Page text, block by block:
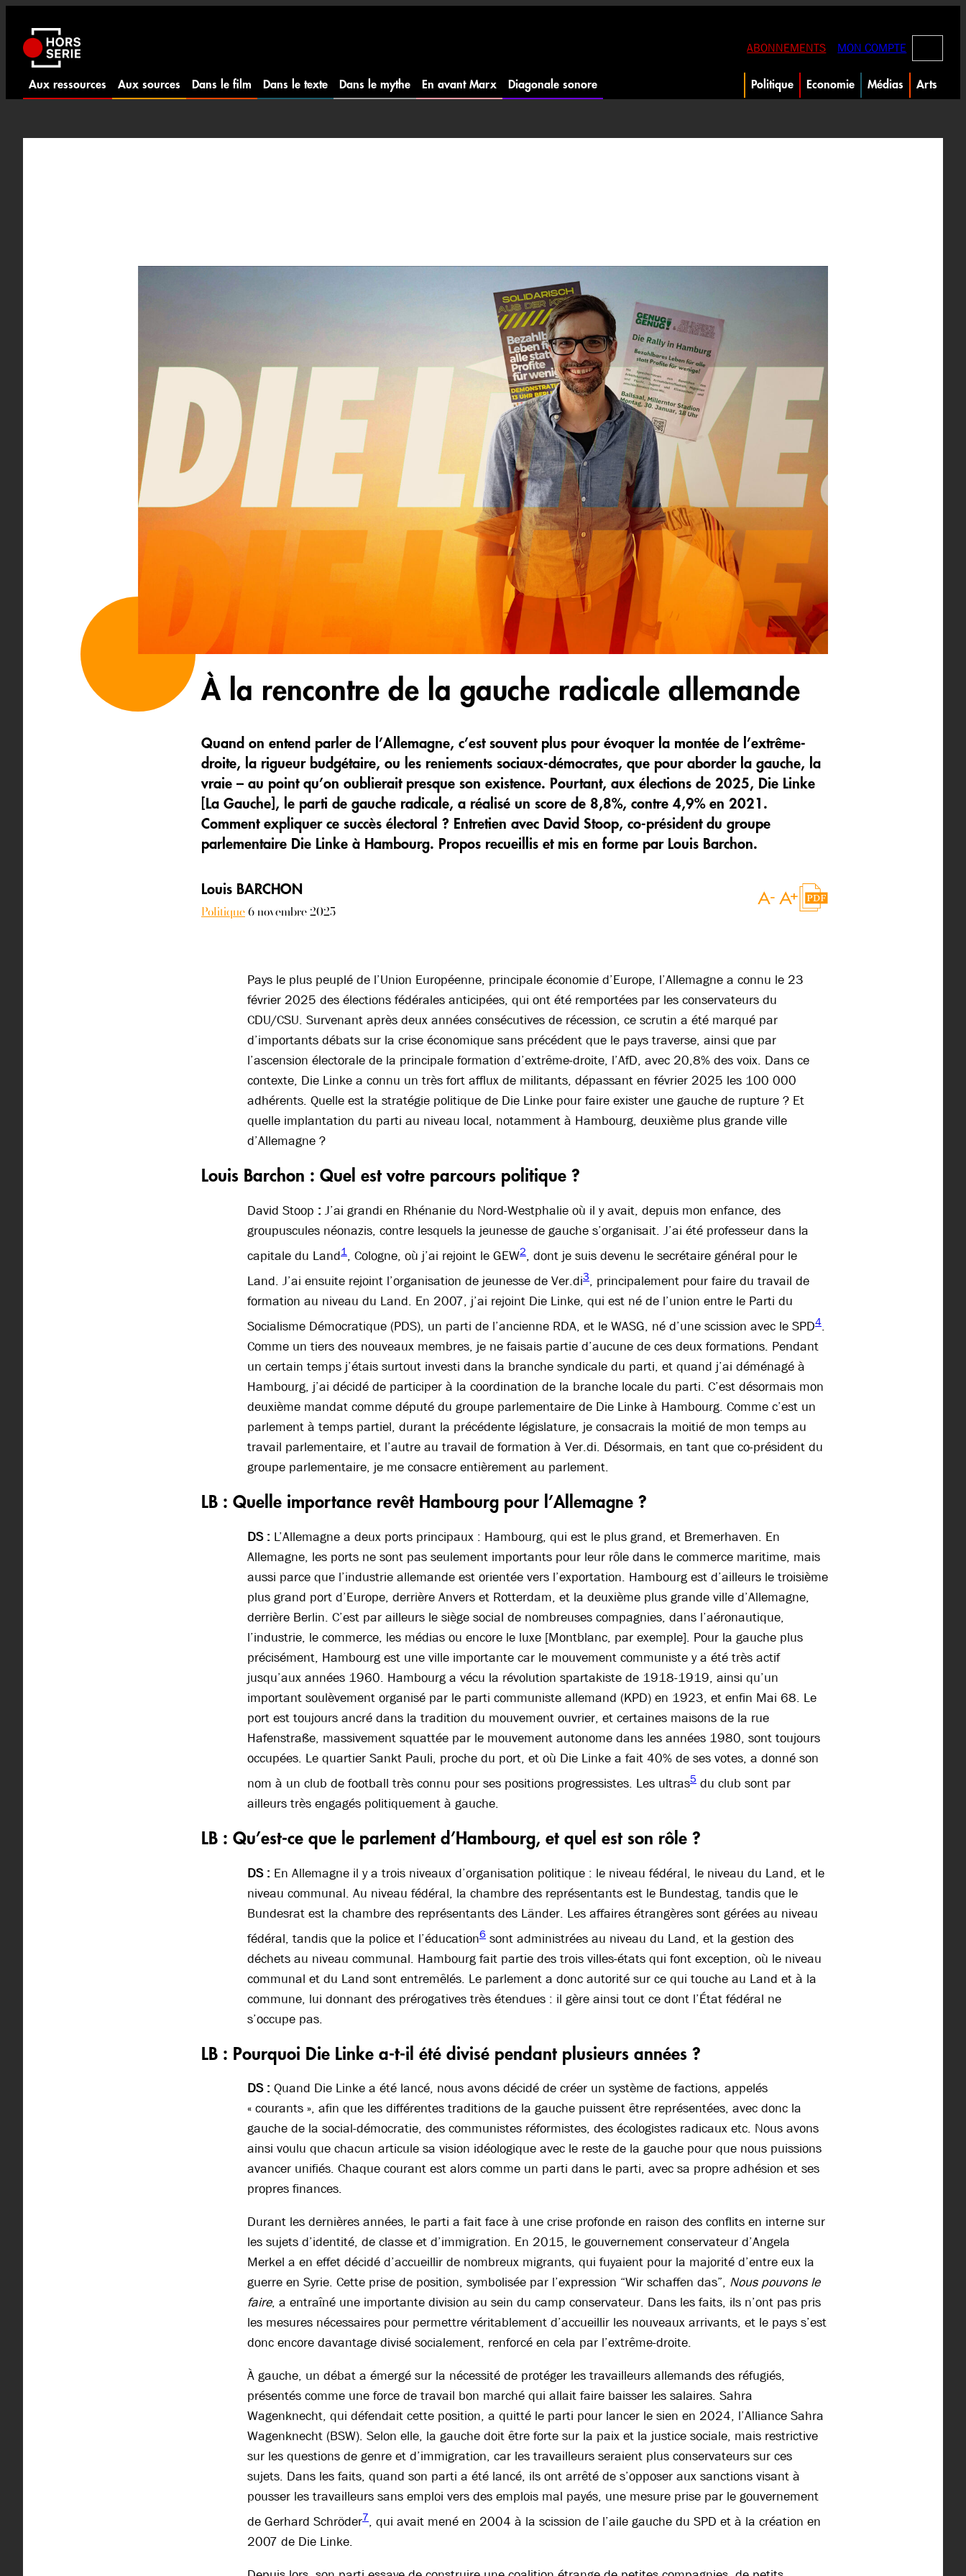
contenu
ABONNEMENTS MON COMPTE
Aux ressources Aux sources Dans le film Dans le texte Dans le mythe En avant Marx Diagonale sonore Politique Economie Médias Arts
À la rencontre de la gauche radicale allemande
Quand on entend parler de l’Allemagne, c’est souvent plus pour évoquer la montée de l’extrême-
droite, la rigueur budgétaire, ou les reniements sociaux-démocrates, que pour aborder la gauche, la
vraie – au point qu’on oublierait presque son existence. Pourtant, aux élections de 2025, Die Linke
[La Gauche], le parti de gauche radicale, a réalisé un score de 8,8%, contre 4,9% en 2021.
Comment expliquer ce succès électoral ? Entretien avec David Stoop, co-président du groupe
parlementaire Die Linke à Hambourg. Propos recueillis et mis en forme par Louis Barchon.
Louis BARCHON
Politique 6 novembre 2025
Pays le plus peuplé de l’Union Européenne, principale économie d’Europe, l’Allemagne a connu le 23
février 2025 des élections fédérales anticipées, qui ont été remportées par les conservateurs du
CDU/CSU. Survenant après deux années consécutives de récession, ce scrutin a été marqué par
d’importants débats sur la crise économique sans précédent que le pays traverse, ainsi que par
l’ascension électorale de la principale formation d’extrême-droite, l’AfD, avec 20,8% des voix. Dans ce
contexte, Die Linke a connu un très fort afflux de militants, dépassant en février 2025 les 100 000
adhérents. Quelle est la stratégie politique de Die Linke pour faire exister une gauche de rupture ? Et
quelle implantation du parti au niveau local, notamment à Hambourg, deuxième plus grande ville
d’Allemagne ?
Louis Barchon : Quel est votre parcours politique ?
David Stoop : J’ai grandi en Rhénanie du Nord-Westphalie où il y avait, depuis mon enfance, des
groupuscules néonazis, contre lesquels la jeunesse de gauche s’organisait. J’ai été professeur dans la
capitale du Land1, Cologne, où j’ai rejoint le GEW2, dont je suis devenu le secrétaire général pour le
Land. J’ai ensuite rejoint l’organisation de jeunesse de Ver.di3, principalement pour faire du travail de
formation au niveau du Land. En 2007, j’ai rejoint Die Linke, qui est né de l’union entre le Parti du
Socialisme Démocratique (PDS), un parti de l’ancienne RDA, et le WASG, né d’une scission avec le SPD4.
Comme un tiers des nouveaux membres, je ne faisais partie d’aucune de ces deux formations. Pendant
un certain temps j’étais surtout investi dans la branche syndicale du parti, et quand j’ai déménagé à
Hambourg, j’ai décidé de participer à la coordination de la branche locale du parti. C’est désormais mon
deuxième mandat comme député du groupe parlementaire de Die Linke à Hambourg. Comme c’est un
parlement à temps partiel, durant la précédente législature, je consacrais la moitié de mon temps au
travail parlementaire, et l’autre au travail de formation à Ver.di. Désormais, en tant que co-président du
groupe parlementaire, je me consacre entièrement au parlement.
LB : Quelle importance revêt Hambourg pour l’Allemagne ?
DS : L’Allemagne a deux ports principaux : Hambourg, qui est le plus grand, et Bremerhaven. En
Allemagne, les ports ne sont pas seulement importants pour leur rôle dans le commerce maritime, mais
aussi parce que l’industrie allemande est orientée vers l’exportation. Hambourg est d’ailleurs le troisième
plus grand port d’Europe, derrière Anvers et Rotterdam, et la deuxième plus grande ville d’Allemagne,
derrière Berlin. C’est par ailleurs le siège social de nombreuses compagnies, dans l’aéronautique,
l’industrie, le commerce, les médias ou encore le luxe [Montblanc, par exemple]. Pour la gauche plus
précisément, Hambourg est une ville importante car le mouvement communiste y a été très actif
jusqu’aux années 1960. Hambourg a vécu la révolution spartakiste de 1918-1919, ainsi qu’un
important soulèvement organisé par le parti communiste allemand (KPD) en 1923, et enfin Mai 68. Le
port est toujours ancré dans la tradition du mouvement ouvrier, et certaines maisons de la rue
Hafenstraße, massivement squattée par le mouvement autonome dans les années 1980, sont toujours
occupées. Le quartier Sankt Pauli, proche du port, et où Die Linke a fait 40% de ses votes, a donné son
nom à un club de football très connu pour ses positions progressistes. Les ultras5 du club sont par
ailleurs très engagés politiquement à gauche.
LB : Qu’est-ce que le parlement d’Hambourg, et quel est son rôle ?
DS : En Allemagne il y a trois niveaux d’organisation politique : le niveau fédéral, le niveau du Land, et le
niveau communal. Au niveau fédéral, la chambre des représentants est le Bundestag, tandis que le
Bundesrat est la chambre des représentants des Länder. Les affaires étrangères sont gérées au niveau
fédéral, tandis que la police et l’éducation6 sont administrées au niveau du Land, et la gestion des
déchets au niveau communal. Hambourg fait partie des trois villes-états qui font exception, où le niveau
communal et du Land sont entremêlés. Le parlement a donc autorité sur ce qui touche au Land et à la
commune, lui donnant des prérogatives très étendues : il gère ainsi tout ce dont l’État fédéral ne
s’occupe pas.
LB : Pourquoi Die Linke a-t-il été divisé pendant plusieurs années ?
DS : Quand Die Linke a été lancé, nous avons décidé de créer un système de factions, appelés
« courants », afin que les différentes traditions de la gauche puissent être représentées, avec donc la
gauche de la social-démocratie, des communistes réformistes, des écologistes radicaux etc. Nous avons
ainsi voulu que chacun articule sa vision idéologique avec le reste de la gauche pour que nous puissions
avancer unifiés. Chaque courant est alors comme un parti dans le parti, avec sa propre adhésion et ses
propres finances.
Durant les dernières années, le parti a fait face à une crise profonde en raison des conflits en interne sur
les sujets d’identité, de classe et d’immigration. En 2015, le gouvernement conservateur d’Angela
Merkel a en effet décidé d’accueillir de nombreux migrants, qui fuyaient pour la majorité d’entre eux la
guerre en Syrie. Cette prise de position, symbolisée par l’expression “Wir schaffen das”, Nous pouvons le
faire, a entraîné une importante division au sein du camp conservateur. Dans les faits, ils n’ont pas pris
les mesures nécessaires pour permettre véritablement d’accueillir les nouveaux arrivants, et le pays s’est
donc encore davantage divisé socialement, renforcé en cela par l’extrême-droite.
À gauche, un débat a émergé sur la nécessité de protéger les travailleurs allemands des réfugiés,
présentés comme une force de travail bon marché qui allait faire baisser les salaires. Sahra
Wagenknecht, qui défendait cette position, a quitté le parti pour lancer le sien en 2024, l’Alliance Sahra
Wagenknecht (BSW). Selon elle, la gauche doit être forte sur la paix et la justice sociale, mais restrictive
sur les questions de genre et d’immigration, car les travailleurs seraient plus conservateurs sur ces
sujets. Dans les faits, quand son parti a été lancé, ils ont arrêté de s’opposer aux sanctions visant à
pousser les travailleurs sans emploi vers des emplois mal payés, une mesure prise par le gouvernement
de Gerhard Schröder7, qui avait mené en 2004 à la scission de l’aile gauche du SPD et à la création en
2007 de Die Linke.